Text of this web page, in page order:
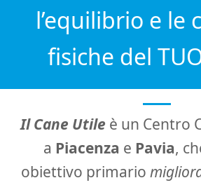
l’equilibrio e le
fisiche del
Il Cane Utile è un Centro
a Piacenza e Pavia,
obiettivo primario